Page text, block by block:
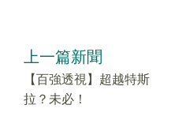
上一篇新聞
【百強透視】超越特斯
拉？未必！